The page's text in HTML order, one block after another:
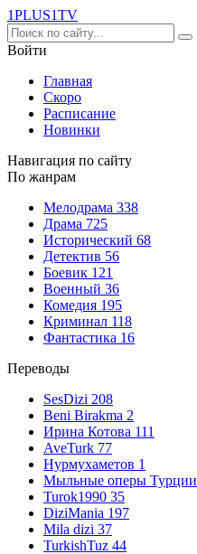
1PLUS1TV
Войти
Главная
Скоро
Расписание
Новинки
Навигация по сайту
По жанрам
Мелодрама 338
Драма 725
Исторический 68
Детектив 56
Боевик 121
Военный 36
Комедия 195
Криминал 118
Фантастика 16
Переводы
SesDizi 208
Beni Birakma 2
Ирина Котова 111
AveTurk 77
Нурмухаметов 1
Мыльные оперы Турции
Turok1990 35
DiziMania 197
Mila dizi 37
TurkishTuz 44